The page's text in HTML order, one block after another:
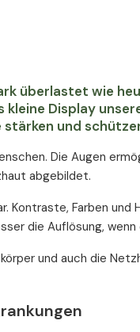
überlastet wie
Display
und
Die Augen
abgebildet.
Kontraste, Farben
die Auflösung,
und auch die